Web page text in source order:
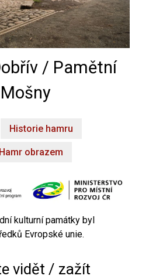
/ Pamětní
Historie hamru
Hamr obrazem
kulturní památky byl
Evropské unie.
vidět / zažít